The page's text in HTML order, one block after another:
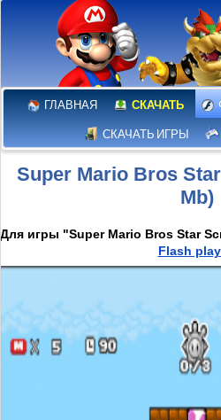
ГЛАВНАЯ СКАЧАТЬ
СКАЧАТЬ ИГРЫ
Super Mario Bros
Mb)
Для игры "Super Mario Bros Star
Flash